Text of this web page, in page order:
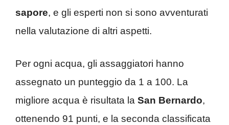
sapore, e gli esperti non si sono avventurati
nella valutazione di altri aspetti.
Per ogni acqua, gli assaggiatori hanno
assegnato un punteggio da 1 a 100. La
migliore acqua è risultata la San Bernardo,
ottenendo 91 punti, e la seconda classificata